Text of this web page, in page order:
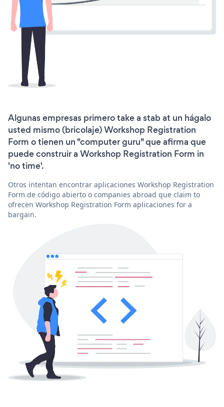
Algunas empresas primero take a stab at un hágalo
usted mismo (bricolaje) Workshop Registration
Form o tienen un "computer guru" que afirma que
puede construir a Workshop Registration Form in
'no time'.
Otros intentan encontrar aplicaciones Workshop Registration
Form de código abierto o companies abroad que claim to
ofrecen Workshop Registration Form aplicaciones for a
bargain.